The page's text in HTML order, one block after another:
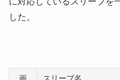
した。
画
スリーブ名